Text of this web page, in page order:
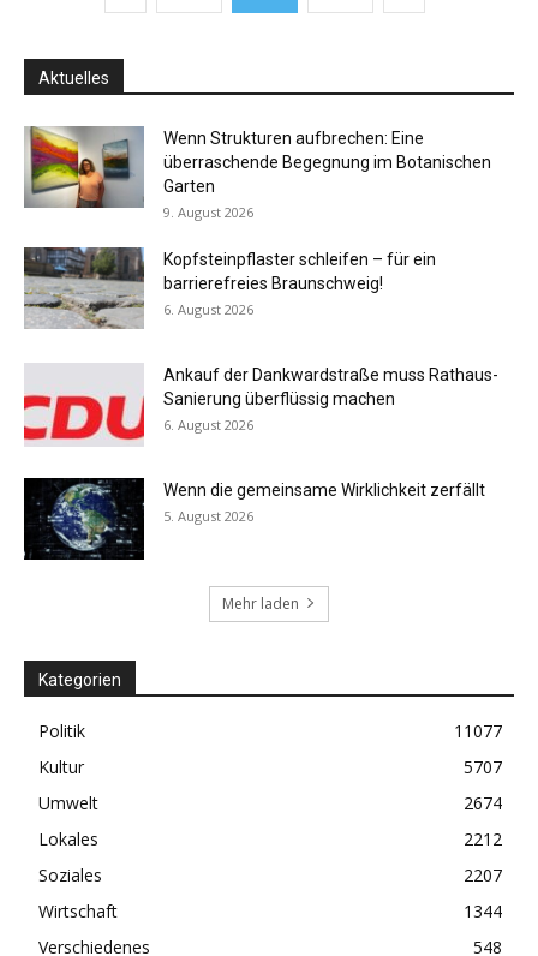
Aktuelles
Wenn Strukturen aufbrechen: Eine
überraschende Begegnung im Botanischen
Garten
9. August 2026
Kopfsteinpflaster schleifen – für ein
barrierefreies Braunschweig!
6. August 2026
Ankauf der Dankwardstraße muss Rathaus-
Sanierung überflüssig machen
6. August 2026
Wenn die gemeinsame Wirklichkeit zerfällt
5. August 2026
Mehr laden
Kategorien
Politik
11077
Kultur
5707
Umwelt
2674
Lokales
2212
Soziales
2207
Wirtschaft
1344
Verschiedenes
548